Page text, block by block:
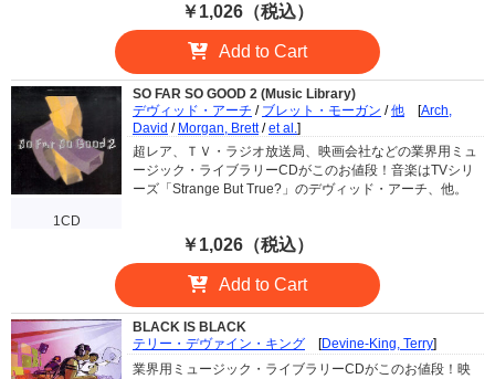
￥1,026（税込）
Add to Cart
1CD
SO FAR SO GOOD 2 (Music Library)
デヴィッド・アーチ / ブレット・モーガン /他 [Arch,
David / Morgan, Brett/et al.]
超レア、ＴＶ・ラジオ放送局、映画会社などの業界用ミュ
ージック・ライブラリーCDがこのお値段！音楽はTVシリ
ーズ「Strange But True?」のデヴィッド・アーチ、他。
￥1,026（税込）
Add to Cart
BLACK IS BLACK
テリー・デヴァイン・キング [Devine-King, Terry]
業界用ミュージック・ライブラリーCDがこのお値段！映